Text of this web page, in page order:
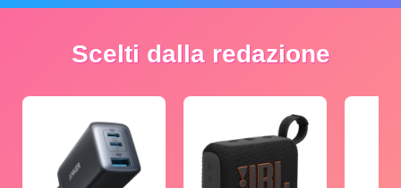
Scelti dalla redazione